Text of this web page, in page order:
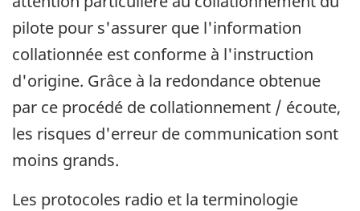
pilote pour s'assurer que l'information
collationnée est conforme à l'instruction
d'origine. Grâce à la redondance obtenue
par ce procédé de collationnement / écoute,
les risques d'erreur de communication sont
moins grands.
Les protocoles radio et la terminologie